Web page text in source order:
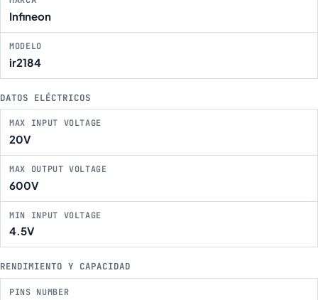
Infineon
MODELO
ir2184
DATOS ELÉCTRICOS
MAX INPUT VOLTAGE
20V
MAX OUTPUT VOLTAGE
600V
MIN INPUT VOLTAGE
4.5V
RENDIMIENTO Y CAPACIDAD
PINS NUMBER